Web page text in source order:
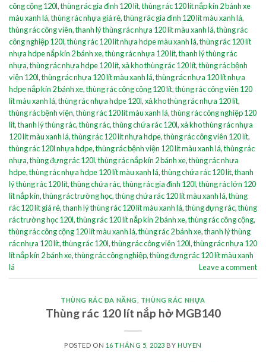
công cộng 120l,thùng rác gia đình 120 lít,thùng rác 120 lít nắp kín 2 bánh xe
màu xanh lá,thùng rác nhựa giá rẻ,thùng rác gia đình 120 lít màu xanh lá,
thùng rác công viên,thanh lý thùng rác nhựa 120 lít màu xanh lá,thùng rác
công nghiệp 120l,thùng rác 120 lít nhựa hdpe màu xanh lá,thùng rác 120 lít
nhựa hdpe nắp kín 2 bánh xe,thùng rác nhựa 120 lít,thanh lý thùng rác
nhựa,thùng rác nhựa hdpe 120 lít,xả kho thùng rác 120 lít,thùng rác bệnh
viện 120l,thùng rác nhựa 120 lít màu xanh lá,thùng rác nhựa 120 lít nhựa
hdpe nắp kín 2 bánh xe,thùng rác công cộng 120 lít,thùng rác công viên 120
lít màu xanh lá,thùng rác nhựa hdpe 120l,xả kho thùng rác nhựa 120 lít,
thùng rác bệnh viện,thùng rác 120 lít màu xanh lá,thùng rác công nghiệp 120
lít,thanh lý thùng rác,thùng rác,thùng chứa rác 120l,xả kho thùng rác nhựa
120 lít màu xanh lá,thùng rác 120 lít nhựa hdpe,thùng rác công viên 120 lít,
thùng rác 120l nhựa hdpe,thùng rác bệnh viện 120 lít màu xanh lá,thùng rác
nhựa,thùng đựng rác 120l,thùng rác nắp kín 2 bánh xe,thùng rác nhựa
hdpe,thùng rác nhựa hdpe 120 lít màu xanh lá,thùng chứa rác 120 lít,thanh
lý thùng rác 120 lít,thùng chứa rác,thùng rác gia đình 120l,thùng rác lớn 120
lít nắp kín,thùng rác trường học,thùng chứa rác 120 lít màu xanh lá,thùng
rác 120 lít giá rẻ,thanh lý thùng rác 120 lít màu xanh lá,thùng đựng rác,thùng
rác trường học 120l,thùng rác 120 lít nắp kín 2 bánh xe,thùng rác công cộng,
thùng rác công cộng 120 lít màu xanh lá,thùng rác 2 bánh xe,thanh lý thùng
rác nhựa 120 lít,thùng rác 120l,thùng rác công viên 120l,thùng rác nhựa 120
lít nắp kín 2 bánh xe,thùng rác công nghiệp,thùng đựng rác 120 lít màu xanh
lá
Leave a comment
THÙNG RÁC ĐA NĂNG THÙNG RÁC NHỰA
Thùng rác 120 lít nắp hở MGB140
POSTED ON 16 THÁNG 5, 2023 BY HUYEN